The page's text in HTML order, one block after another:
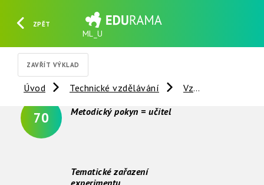
ZPĚT
ML_U
ZAVŘÍT VÝKLAD
Úvod Technické vzdělávání Vzdálené experimenty
70 Metodický pokyn = učitel
Tematické zařazení
experimentu